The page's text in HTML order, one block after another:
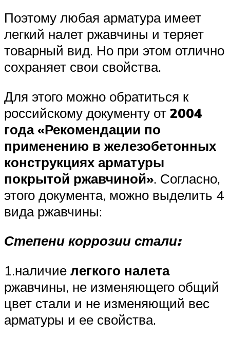
Поэтому любая арматура имеет
легкий налет ржавчины и теряет
товарный вид. Но при этом отлично
сохраняет свои свойства.
Для этого можно обратиться к
российскому документу от 2004
года «Рекомендации по
применению в железобетонных
конструкциях арматуры
покрытой ржавчиной». Согласно,
этого документа, можно выделить 4
вида ржавчины:
Степени коррозии стали:
1.наличие легкого налета
ржавчины, не изменяющего общий
цвет стали и не изменяющий вес
арматуры и ее свойства.